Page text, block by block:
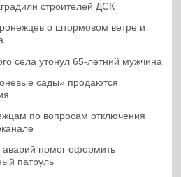
строителей ДСК
о штормовом ветре и
села утонул 65-летний мужчина
сады» продаются
по вопросам отключения
аварий помог оформить
патруль